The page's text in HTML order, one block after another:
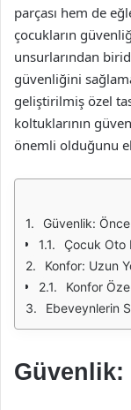
parçası hem de
çocukların
unsurlarından
güvenliğini
geliştirilmiş özel
koltuklarının
önemli olduğunu
Güvenlik:
Çocuk Oto
Konfor: Uzun
Konfor
Ebeveynlerin
Güvenlik: